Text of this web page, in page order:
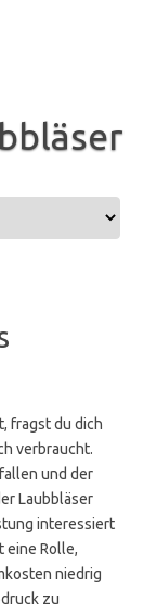
fragst du dich
verbraucht.
und der
Laubbläser
interessiert
eine Rolle,
niedrig
zu